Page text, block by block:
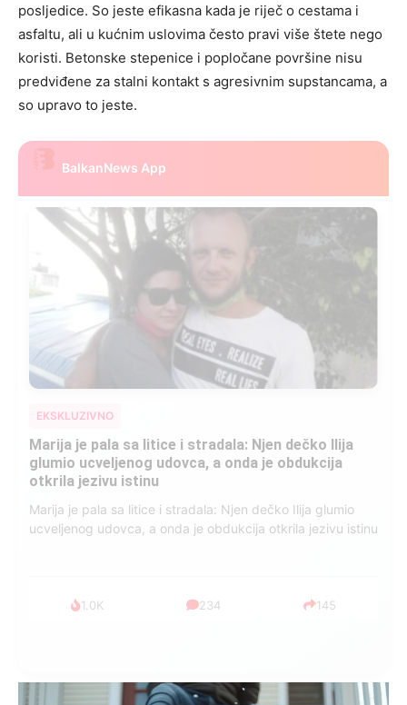
posljedice. So jeste efikasna kada je riječ o cestama i
asfaltu, ali u kućnim uslovima često pravi više štete nego
koristi. Betonske stepenice i popločane površine nisu
predviđene za stalni kontakt s agresivnim supstancama, a
so upravo to jeste.
BalkanNews App
EKSKLUZIVNO
Kad se Marin suprug razbolio ona ga kupala,
pelene mu mijenjala: Jedno jutro je poslao po
čokoladu..
Kad se Marin suprug razbolio ona ga kupala, pelene mu
mijenjala: Jedno jutro je poslao po čokoladu..
999 321 234